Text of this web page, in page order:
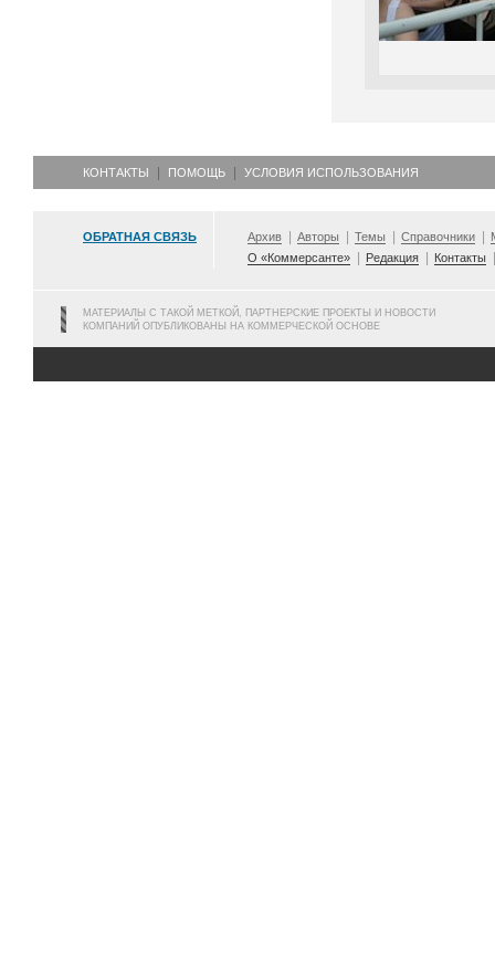
КОНТАКТЫ ПОМОЩЬ УСЛОВИЯ ИСПОЛЬЗОВАНИЯ
ОБРАТНАЯ СВЯЗЬ Архив Авторы Темы Справочники
О «Коммерсанте»
Редакция Контакты
МАТЕРИАЛЫ С ТАКОЙ МЕТКОЙ, ПАРТНЕРСКИЕ ПРОЕКТЫ И НОВОСТИ
КОМПАНИЙ ОПУБЛИКОВАНЫ НА КОММЕРЧЕСКОЙ ОСНОВЕ